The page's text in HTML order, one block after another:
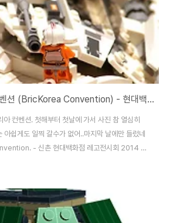
2015 브릭코리아 컨벤션 (BricKorea Convention) - 현대백화점 판교 레고 전시회
컨벤션. 첫해부터 첫날에 가서 사진 참 열심히
아쉽게도 일찍 갈수가 없어..마지막 날에만 들렀네
- 신촌 현대백화점 레고전시회 2014 브
대백화점(무역센터점) 레고전시회 대표적인 사진
에 망원 들고 나갔더니 적응이..;;;; 스노우스피더
들었죠? 담백님 작품입니다. 베이스는 동전으로 해
비싸죠. ㅋ 이분 참 자신만의 작품 세계가 있어서